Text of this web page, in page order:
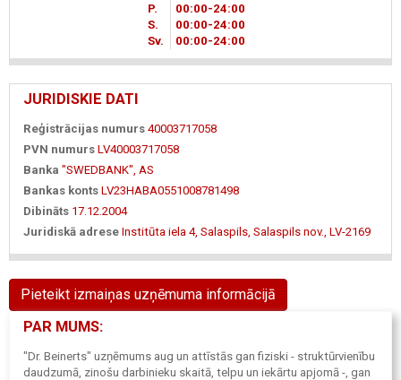
P.
00 00-24 00
S.
00 00-24 00
Sv.
00 00-24 00
JURIDISKIE DATI
Reģistrācijas numurs 40003717058
PVN numurs LV40003717058
Banka "SWEDBANK", AS
Bankas konts LV23HABA0551008781498
Dibināts 17.12.2004
Juridiskā adrese Institūta iela 4, Salaspils, Salaspils nov., LV-2169
Pieteikt izmaiņas uzņēmuma informācijā
PAR MUMS:
"Dr. Beinerts" uzņēmums aug un attīstās gan fiziski - struktūrvienību
daudzumā, zinošu darbinieku skaitā, telpu un iekārtu apjomā -, gan